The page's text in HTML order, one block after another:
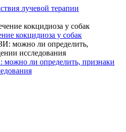
лучевой терапии
кокцидиоза у собак
можно ли определить, признаки